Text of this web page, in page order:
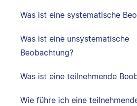
Was ist eine systematische
Was ist eine unsystematische
Beobachtung?
Was ist eine teilnehmende
Wie führe ich eine